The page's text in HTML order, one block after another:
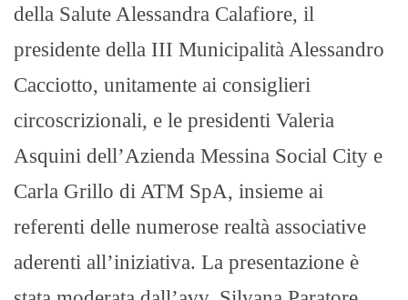
della Salute Alessandra Calafiore, il
presidente della III Municipalità Alessandro
Cacciotto, unitamente ai consiglieri
circoscrizionali, e le presidenti Valeria
Asquini dell’Azienda Messina Social City e
Carla Grillo di ATM SpA, insieme ai
referenti delle numerose realtà associative
aderenti all’iniziativa. La presentazione è